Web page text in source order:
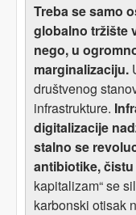
Treba se samo
globalno tržište
nego, u
marginalizaciju.
društvenog
infrastrukture.
digitalizacije
stalno se
antibiotike,
kapitalizam“ se
karbonski otisak